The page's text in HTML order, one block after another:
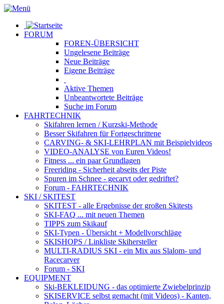
FORUM
FOREN-ÜBERSICHT
Ungelesene Beiträge
Neue Beiträge
Eigene Beiträge
Aktive Themen
Unbeantwortete Beiträge
Suche im Forum
FAHRTECHNIK
Skifahren lernen / Kurzski-Methode
Besser Skifahren für Fortgeschrittene
CARVING- & SKI-LEHRPLAN mit Beispielvideos
VIDEO-ANALYSE von Euren Videos!
Fitness ... ein paar Grundlagen
Freeriding - Sicherheit abseits der Piste
Spuren im Schnee - gecarvt oder gedriftet?
Forum - FAHRTECHNIK
SKI / SKITEST
SKITEST - alle Ergebnisse der großen Skitests
SKI-FAQ ... mit neuen Themen
TIPPS zum Skikauf
SKI-Typen - Übersicht + Modellvorschläge
SKISHOPS / Linkliste Skihersteller
MULTI-RADIUS SKI - ein Mix aus Slalom- und
Racecarver
Forum - SKI
EQUIPMENT
Ski-BEKLEIDUNG - das optimierte Zwiebelprinzip
SKISERVICE selbst gemacht (mit Videos) - Kanten,